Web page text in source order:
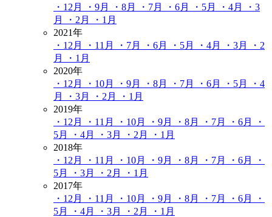
・12月
・9月 ・8月 ・7月 ・6月 ・5月 ・4月
・3
月
・2月
・1月
2021年
・12月
・11月 ・7月 ・6月 ・5月 ・4月 ・3月
・2
月
・1月
2020年
・12月
・10月 ・9月 ・8月 ・7月 ・6月 ・5月
・4
月
・3月 ・2月
・1月
2019年
・12月
・11月 ・10月 ・9月 ・8月 ・7月 ・6月
・
5月
・4月 ・3月 ・2月
・1月
2018年
・12月
・11月 ・10月 ・9月 ・8月 ・7月 ・6月
・
5月
・3月 ・2月
・1月
2017年
・12月
・11月 ・10月 ・9月 ・8月 ・7月 ・6月
・
5月
・4月 ・3月 ・2月
・1月